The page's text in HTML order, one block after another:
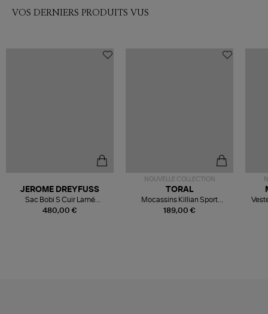
VOS DERNIERS PRODUITS VUS
480,00 €
JEROME DREYFUSS
Sac Bobi S Cuir Lamé
Champagne
NOUVELLE COLLECTION
189,00 €
TORAL
Mocassins Killian Sport
Mousse